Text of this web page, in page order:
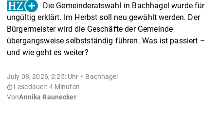
Die Gemeinderatswahl in Bachhagel wurde für
ungültig erklärt. Im Herbst soll neu gewählt werden. Der
Bürgermeister wird die Geschäfte der Gemeinde
übergangsweise selbstständig führen. Was ist passiert –
und wie geht es weiter?
July 08, 2026, 2:25: Uhr
Bachhagel
Lesedauer: 4 Minuten
VonAnnika Raunecker